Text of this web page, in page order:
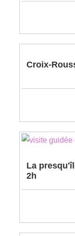
Croix-
La
2h